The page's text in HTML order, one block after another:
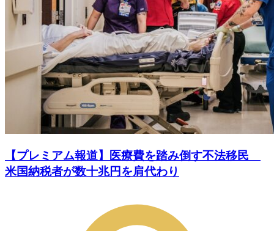
【プレミアム報道】医療費を踏み倒す不法移民
米国納税者が数十兆円を肩代わり